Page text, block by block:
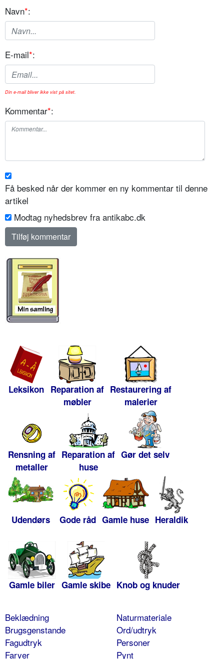
Navn*:
E-mail*:
Din e-mail bliver ikke vist på sitet.
Kommentar*:
Få besked når der kommer en ny kommentar til denne
artikel
Modtag nyhedsbrev fra antikabc.dk
Leksikon Reparation af
møbler
Restaurering af
malerier
Rensning af
metaller
Reparation af
huse
Gør det selv
Udendørs Gode råd Gamle huse Heraldik
Gamle biler Gamle skibe Knob og knuder
Beklædning
Brugsgenstande
Fagudtryk
Farver
Naturmateriale
Ord/udtryk
Personer
Pynt